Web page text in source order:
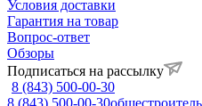
Условия доставки
Гарантия на товар
Вопрос-ответ
Обзоры
Подписаться на рассылку
8 (843) 500-00-30
8 (843) 500-00-30